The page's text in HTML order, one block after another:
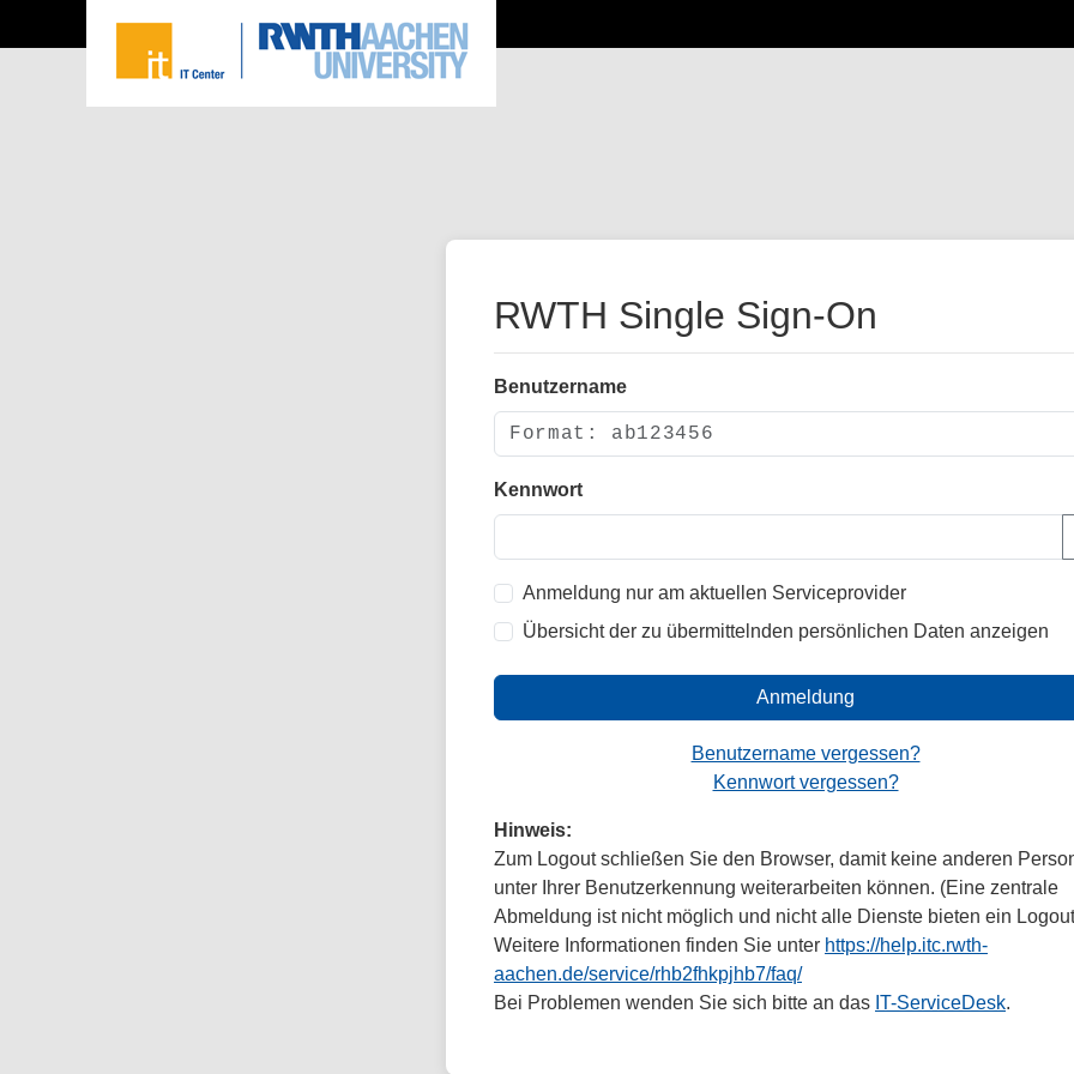
RWTH Single Sign-On
Benutzername
Kennwort
Anmeldung nur am aktuellen Serviceprovider
Übersicht der zu übermittelnden persönlichen Daten anzeigen
Anmeldung
Benutzername vergessen?
Kennwort vergessen?
Hinweis:
Zum Logout schließen Sie den Browser, damit keine anderen
unter Ihrer Benutzerkennung weiterarbeiten können. (Eine zentrale
Abmeldung ist nicht möglich und nicht alle Dienste bieten ein
Weitere Informationen finden Sie unter https://help.itc.rwth-
aachen.de/service/rhb2fhkpjhb7/faq/
Bei Problemen wenden Sie sich bitte an das IT-ServiceDesk.